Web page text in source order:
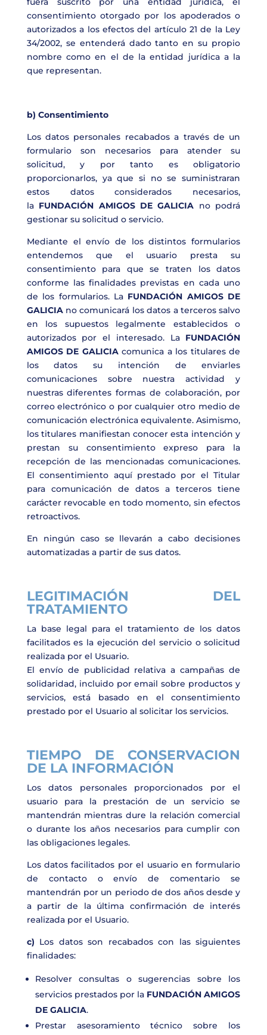
consentimiento otorgado por los apoderados o
autorizados a los efectos del artículo 21 de la Ley
34/2002, se entenderá dado tanto en su propio
nombre como en el de la entidad jurídica a la
que representan.
b) Consentimiento
Los datos personales recabados a través de un
formulario son necesarios para atender su
solicitud, y por tanto es obligatorio
proporcionarlos, ya que si no se suministraran
estos datos considerados necesarios,
la FUNDACIÓN AMIGOS DE GALICIA no podrá
gestionar su solicitud o servicio.
Mediante el envío de los distintos formularios
entendemos que el usuario presta su
consentimiento para que se traten los datos
conforme las finalidades previstas en cada uno
de los formularios. La FUNDACIÓN AMIGOS DE
GALICIA no comunicará los datos a terceros salvo
en los supuestos legalmente establecidos o
autorizados por el interesado. La FUNDACIÓN
AMIGOS DE GALICIAcomunica a los titulares de
los datos su intención de enviarles
comunicaciones sobre nuestra actividad y
nuestras diferentes formas de colaboración, por
correo electrónico o por cualquier otro medio de
comunicación electrónica equivalente. Asimismo,
los titulares manifiestan conocer esta intención y
prestan su consentimiento expreso para la
recepción de las mencionadas comunicaciones.
El consentimiento aquí prestado por el Titular
para comunicación de datos a terceros tiene
carácter revocable en todo momento, sin efectos
retroactivos.
En ningún caso se llevarán a cabo decisiones
automatizadas a partir de sus datos.
LEGITIMACIÓN DEL
TRATAMIENTO
La base legal para el tratamiento de los datos
facilitados es la ejecución del servicio o solicitud
realizada por el Usuario.
El envío de publicidad relativa a campañas de
solidaridad, incluido por email sobre productos y
servicios, está basado en el consentimiento
prestado por el Usuario al solicitar los servicios.
TIEMPO DE CONSERVACION
DE LA INFORMACIÓN
Los datos personales proporcionados por el
usuario para la prestación de un servicio se
mantendrán mientras dure la relación comercial
o durante los años necesarios para cumplir con
las obligaciones legales.
Los datos facilitados por el usuario en formulario
de contacto o envío de comentario se
mantendrán por un periodo de dos años desde y
a partir de la última confirmación de interés
realizada por el Usuario.
c) Los datos son recabados con las siguientes
finalidades:
Resolver consultas o sugerencias sobre los
servicios prestados por la FUNDACIÓN AMIGOS
DE GALICIA.
Prestar asesoramiento técnico sobre los